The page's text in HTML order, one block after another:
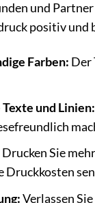
und
positiv
Farben: Der
und Linien:
Drucken Sie
Druckkosten
Verlassen